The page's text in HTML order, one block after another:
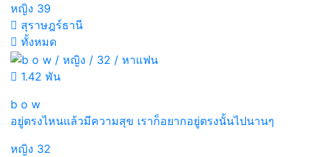
หญิง 39
สุราษฎร์ธานี
ทั้งหมด
1.42 พัน
b o w
อยู่ตรงไหนแล้วมีความสุข เราก็อยากอยู่ตรงนั้นไปนานๆ
หญิง 32